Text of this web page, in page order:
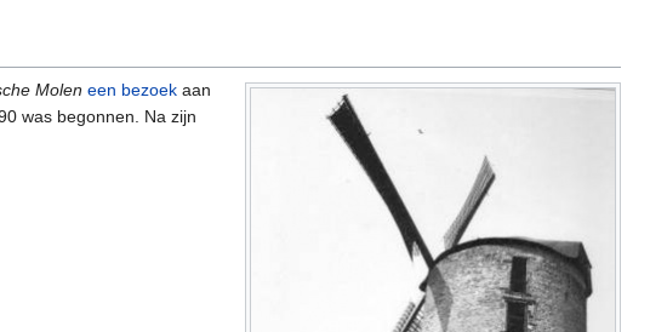
Molen een bezoek aan
was begonnen. Na zijn